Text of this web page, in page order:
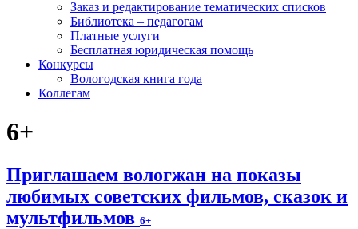
Заказ и редактирование тематических списков
Библиотека – педагогам
Платные услуги
Бесплатная юридическая помощь
Конкурсы
Вологодская книга года
Коллегам
6+
Приглашаем вологжан на показы
любимых советских фильмов, сказок и
мультфильмов 6+